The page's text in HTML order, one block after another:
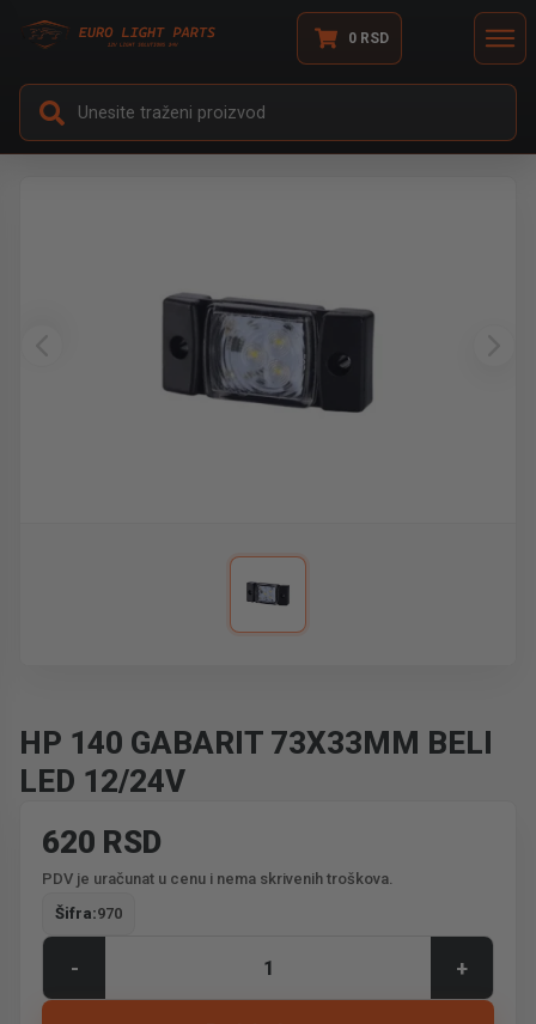
0 RSD
HP 140 GABARIT 73X33MM BELI
LED 12/24V
620 RSD
PDV je uračunat u cenu i nema skrivenih troškova.
Šifra:970
- +